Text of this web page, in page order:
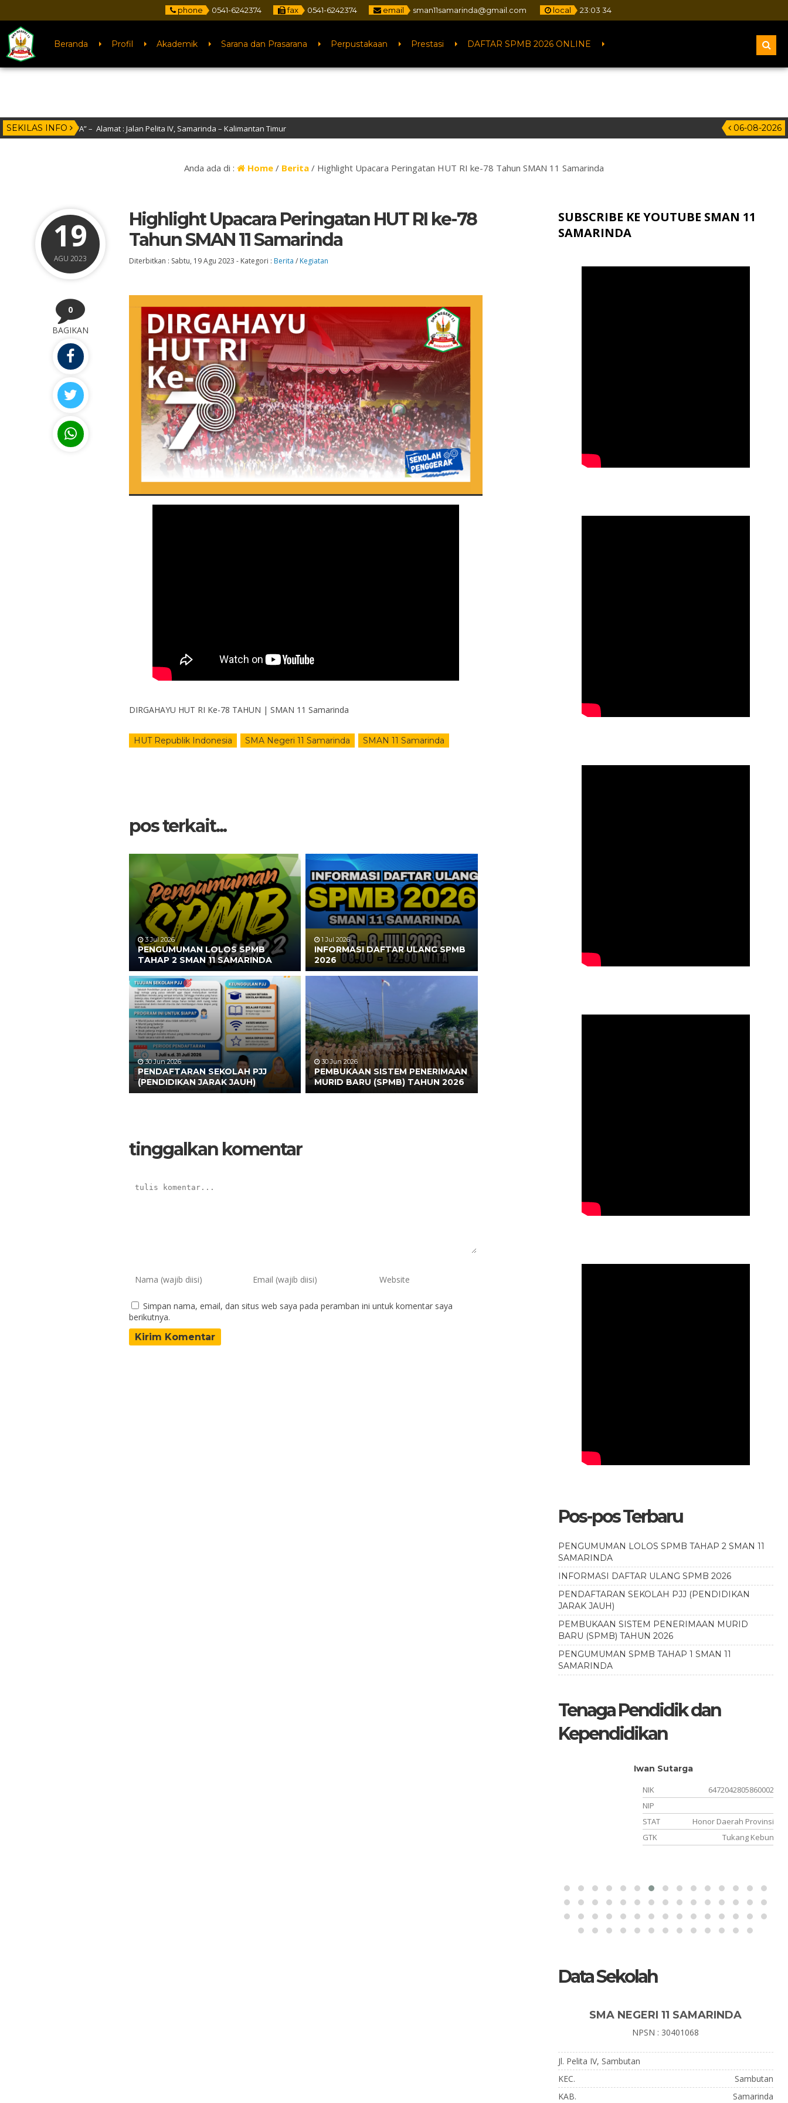
phone 0541-6242374 fax 0541-6242374 email sman11samarinda@gmail.com local 23:03 35
Beranda Profil Akademik Sarana dan Prasarana Perpustakaan Prestasi DAFTAR SPMB 2026 ONLINE
SEKILAS INFO 06-08-2026
“A” – Alamat : Jalan Pelita IV, Samarinda – Kalimantan Timur
Anda ada di : Home / Berita / Highlight Upacara Peringatan HUT RI ke-78 Tahun SMAN 11 Samarinda
19
AGU 2023
Highlight Upacara Peringatan HUT RI ke-78
Tahun SMAN 11 Samarinda
Diterbitkan : Sabtu, 19 Agu 2023 - Kategori : Berita / Kegiatan
0
BAGIKAN
DIRGAHAYU HUT RI Ke-78 TAHUN | SMAN 11 Samarinda
HUT Republik Indonesia SMA Negeri 11 Samarinda SMAN 11 Samarinda
pos terkait...
3 Jul 2026
PENGUMUMAN LOLOS SPMB
TAHAP 2 SMAN 11 SAMARINDA
1 Jul 2026
INFORMASI DAFTAR ULANG SPMB
2026
30 Jun 2026
PENDAFTARAN SEKOLAH PJJ
(PENDIDIKAN JARAK JAUH)
30 Jun 2026
PEMBUKAAN SISTEM PENERIMAAN
MURID BARU (SPMB) TAHUN 2026
tinggalkan komentar
Simpan nama, email, dan situs web saya pada peramban ini untuk komentar saya
berikutnya.
SUBSCRIBE KE YOUTUBE SMAN 11
SAMARINDA
Pos-pos Terbaru
PENGUMUMAN LOLOS SPMB TAHAP 2 SMAN 11
SAMARINDA
INFORMASI DAFTAR ULANG SPMB 2026
PENDAFTARAN SEKOLAH PJJ (PENDIDIKAN
JARAK JAUH)
PEMBUKAAN SISTEM PENERIMAAN MURID
BARU (SPMB) TAHUN 2026
PENGUMUMAN SPMB TAHAP 1 SMAN 11
SAMARINDA
Tenaga Pendidik dan
Kependidikan
Iwan Sutarga
NIK
6472042805860002
NIP
STAT
Honor Daerah Provinsi
GTK
Tukang Kebun
Data Sekolah
SMA NEGERI 11 SAMARINDA
NPSN : 30401068
Jl. Pelita IV, Sambutan
KEC.
Sambutan
KAB.
Samarinda